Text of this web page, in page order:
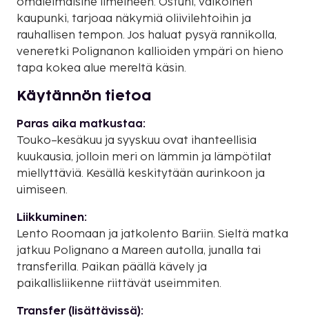
kaupunki, tarjoaa näkymiä oliivilehtoihin ja
rauhallisen tempon. Jos haluat pysyä rannikolla,
veneretki Polignanon kallioiden ympäri on hieno
tapa kokea alue mereltä käsin.
Käytännön tietoa
Paras aika matkustaa:
Touko–kesäkuu ja syyskuu ovat ihanteellisia
kuukausia, jolloin meri on lämmin ja lämpötilat
miellyttäviä. Kesällä keskitytään aurinkoon ja
uimiseen.
Liikkuminen:
Lento Roomaan ja jatkolento Bariin. Sieltä matka
jatkuu Polignano a Mareen autolla, junalla tai
transferilla. Paikan päällä kävely ja
paikallisliikenne riittävät useimmiten.
Transfer (lisättävissä):